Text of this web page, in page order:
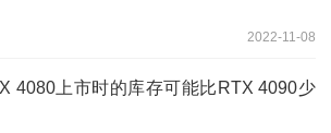
2022-11-08
4080上市时的库存可能比RTX 4090少